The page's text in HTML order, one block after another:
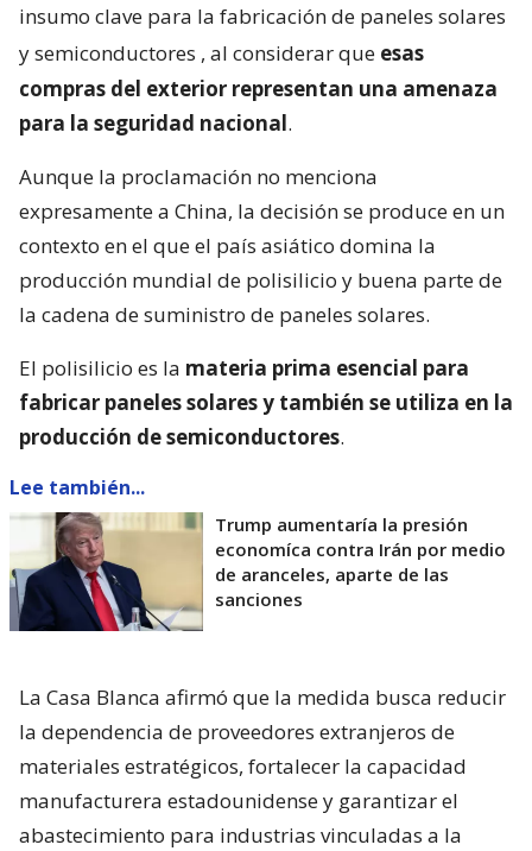
insumo clave para la fabricación de paneles solares
y semiconductores , al considerar que esas
compras del exterior representan una amenaza
para la seguridad nacional.
Aunque la proclamación no menciona
expresamente a China, la decisión se produce en un
contexto en el que el país asiático domina la
producción mundial de polisilicio y buena parte de
la cadena de suministro de paneles solares.
El polisilicio es la materia prima esencial para
fabricar paneles solares y también se utiliza en la
producción de semiconductores.
Lee también...
Trump aumentaría la presión
economíca contra Irán por medio
de aranceles, aparte de las
sanciones
La Casa Blanca afirmó que la medida busca reducir
la dependencia de proveedores extranjeros de
materiales estratégicos, fortalecer la capacidad
manufacturera estadounidense y garantizar el
abastecimiento para industrias vinculadas a la